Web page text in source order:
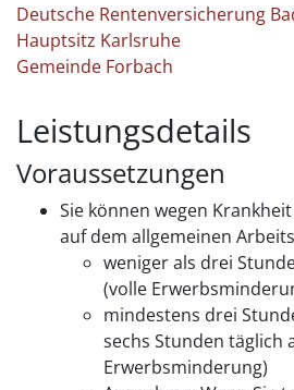
Deutsche Rentenversicherung
Hauptsitz Karlsruhe
Gemeinde Forbach
Leistungsdetails
Voraussetzungen
Sie können wegen
auf dem allgemeinen
weniger als drei
(volle
mindestens drei
sechs Stunden täglich
Erwerbsminderung)